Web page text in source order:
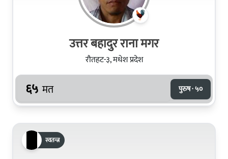
उत्तर बहादुर राना मगर
रौतहट-३, मधेश प्रदेश
६५ मत पुरुष · ५०
स्वतन्त्र